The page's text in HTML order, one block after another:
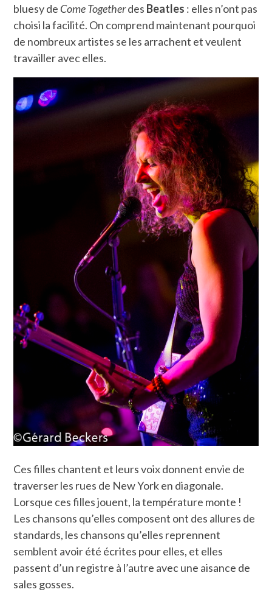
bluesy de Come Togetherdes Beatles : elles n’ont pas
choisi la facilité. On comprend maintenant pourquoi
de nombreux artistes se les arrachent et veulent
travailler avec elles.
Ces filles chantent et leurs voix donnent envie de
traverser les rues de New York en diagonale.
Lorsque ces filles jouent, la température monte !
Les chansons qu’elles composent ont des allures de
standards, les chansons qu’elles reprennent
semblent avoir été écrites pour elles, et elles
passent d’un registre à l’autre avec une aisance de
sales gosses.